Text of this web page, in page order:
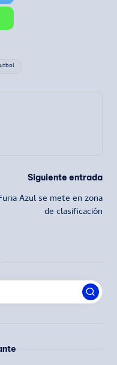
Siguiente entrada
Azul se mete en zona
de clasificación